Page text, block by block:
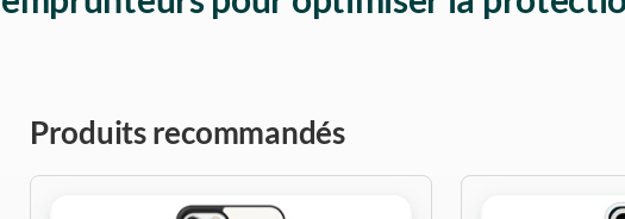
Produits recommandés